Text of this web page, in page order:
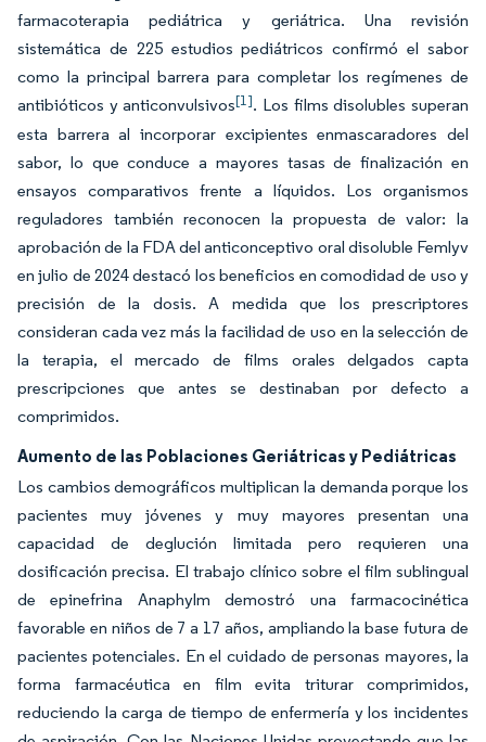
farmacoterapia pediátrica y geriátrica. Una revisión
sistemática de 225 estudios pediátricos confirmó el sabor
como la principal barrera para completar los regímenes de
antibióticos y anticonvulsivos[1]. Los films disolubles superan
esta barrera al incorporar excipientes enmascaradores del
sabor, lo que conduce a mayores tasas de finalización en
ensayos comparativos frente a líquidos. Los organismos
reguladores también reconocen la propuesta de valor: la
aprobación de la FDA del anticonceptivo oral disoluble Femlyv
en julio de 2024 destacó los beneficios en comodidad de uso y
precisión de la dosis. A medida que los prescriptores
consideran cada vez más la facilidad de uso en la selección de
la terapia, el mercado de films orales delgados capta
prescripciones que antes se destinaban por defecto a
comprimidos.
Aumento de las Poblaciones Geriátricas y Pediátricas
Los cambios demográficos multiplican la demanda porque los
pacientes muy jóvenes y muy mayores presentan una
capacidad de deglución limitada pero requieren una
dosificación precisa. El trabajo clínico sobre el film sublingual
de epinefrina Anaphylm demostró una farmacocinética
favorable en niños de 7 a 17 años, ampliando la base futura de
pacientes potenciales. En el cuidado de personas mayores, la
forma farmacéutica en film evita triturar comprimidos,
reduciendo la carga de tiempo de enfermería y los incidentes